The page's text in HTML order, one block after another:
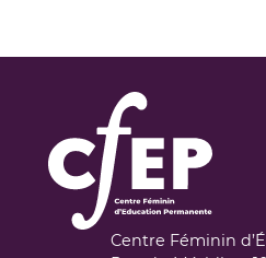
Centre Féminin